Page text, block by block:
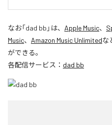
なお「dad bb 」は、 Apple Music、
Music、 Amazon Music Unlimitedな
ができる。
各配信サービス： dad bb